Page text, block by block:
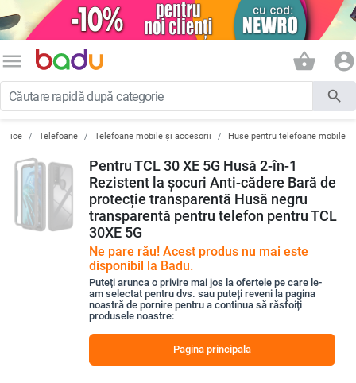
menu shopping_basket account_circle
search
Telefoane Telefoane mobile și accesorii Huse pentru telefoane mobile
Pentru TCL 30 XE 5G Husă 2-în-1
Rezistent la șocuri Anti-cădere Bară de
protecție transparentă Husă negru
transparentă pentru telefon pentru TCL
30XE 5G
Ne pare rău! Acest produs nu mai este
disponibil la Badu.
Puteți arunca o privire mai jos la ofertele pe care le-
am selectat pentru dvs. sau puteți reveni la pagina
noastră de pornire pentru a continua să răsfoiți
produsele noastre:
Pagina principala